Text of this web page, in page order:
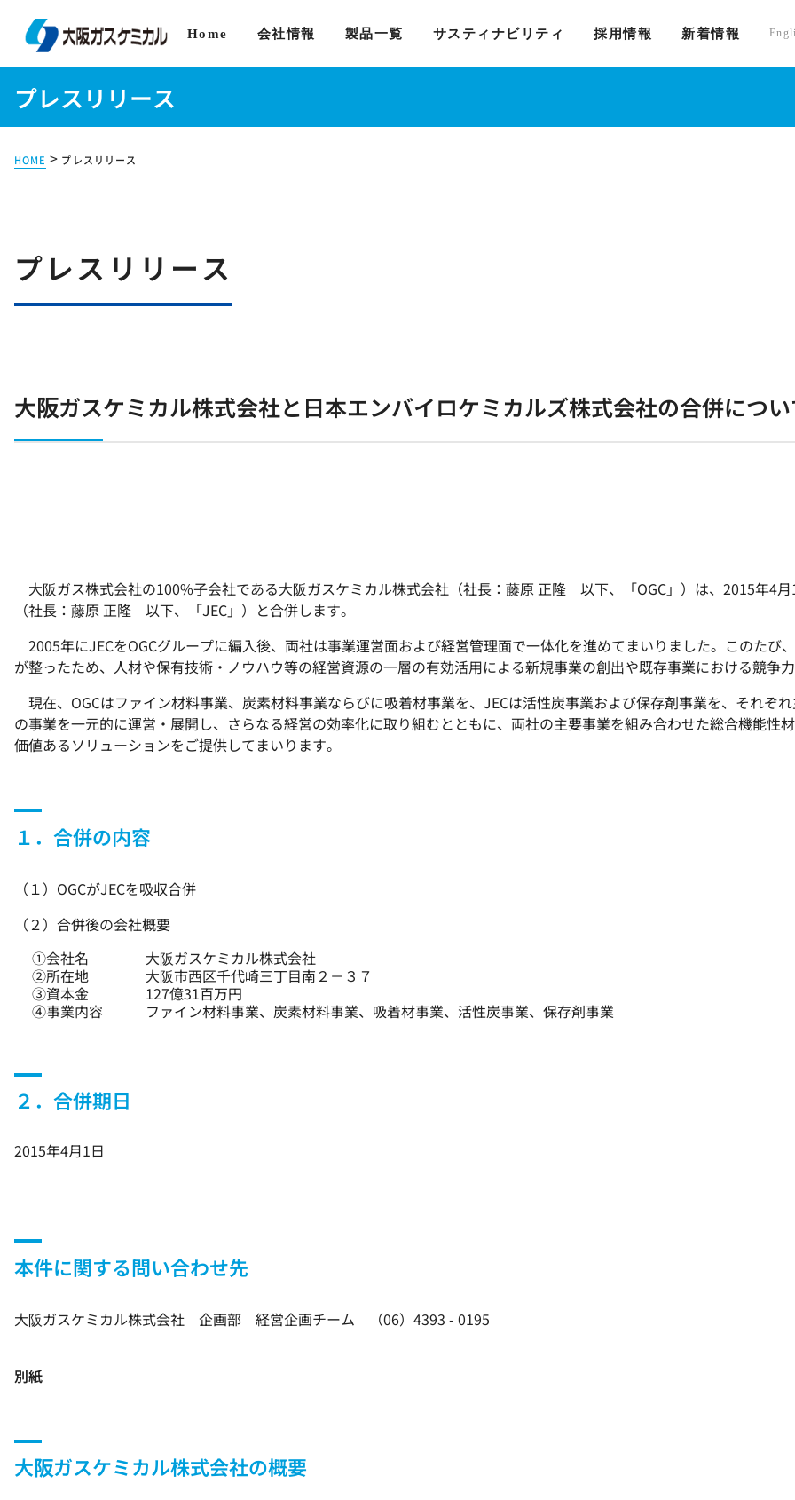
Home 会社情報 製品一覧 サスティナビリティ 採用情報 新着情報
プレスリリース
HOME > プレスリリース
プレスリリース
大阪ガスケミカル株式会社と日本エンバイロケミカルズ株式会社の合併につ
大阪ガス株式会社の100%子会社である大阪ガスケミカル株式会社（社長：藤原 正隆 以下、「OGC」）は、2015年4
（社長：藤原 正隆 以下、「JEC」）と合併します。
2005年にJECをOGCグループに編入後、両社は事業運営面および経営管理面で一体化を進めてまいりました。このた
が整ったため、人材や保有技術・ノウハウ等の経営資源の一層の有効活用による新規事業の創出や既存事業における競争
現在、OGCはファイン材料事業、炭素材料事業ならびに吸着材事業を、JECは活性炭事業および保存剤事業を、それぞ
の事業を一元的に運営・展開し、さらなる経営の効率化に取り組むとともに、両社の主要事業を組み合わせた総合機能性
価値あるソリューションをご提供してまいります。
１．合併の内容
（１）OGCがJECを吸収合併
（２）合併後の会社概要
①会社名
大阪ガスケミカル株式会社
②所在地
大阪市西区千代崎三丁目南２－３７
③資本金
127億31百万円
④事業内容
ファイン材料事業、炭素材料事業、吸着材事業、活性炭事業、保存剤事業
２．合併期日
2015年4月1日
本件に関する問い合わせ先
大阪ガスケミカル株式会社 企画部 経営企画チーム （06）4393 - 0195
別紙
大阪ガスケミカル株式会社の概要